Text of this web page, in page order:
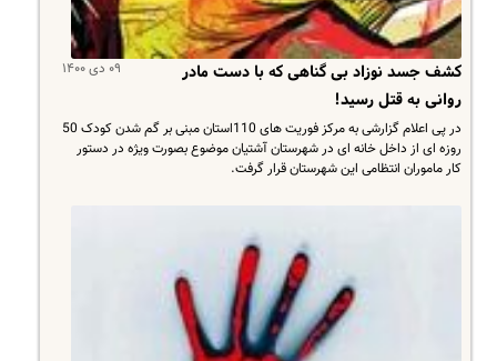
۰۹ دی ۱۴۰۰
کشف جسد نوزاد بی گناهی که با دست مادر
روانی به قتل رسید!
در پی اعلام گزارشی به مرکز فوریت های 110استان مبنی بر گم شدن کودک 50
روزه ای از داخل خانه ای در شهرستان آشتیان موضوع بصورت ویژه در دستور
کار ماموران انتظامی این شهرستان قرار گرفت.